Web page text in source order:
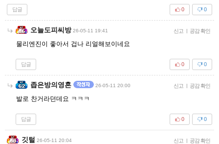
답글 0
0
오늘도피씨방 26-05-11 19:41 신고 | 공감 확인
물리엔진이 좋아서 겁나 리얼해보이네요
답글 0
0
좁은방의영혼 26-05-11 20:00 신고 | 공감 확인
발로 찬거라던데요 ㅋㅋㅋ
답글 0
0
깃털 26-05-11 20:04 신고 | 공감 확인